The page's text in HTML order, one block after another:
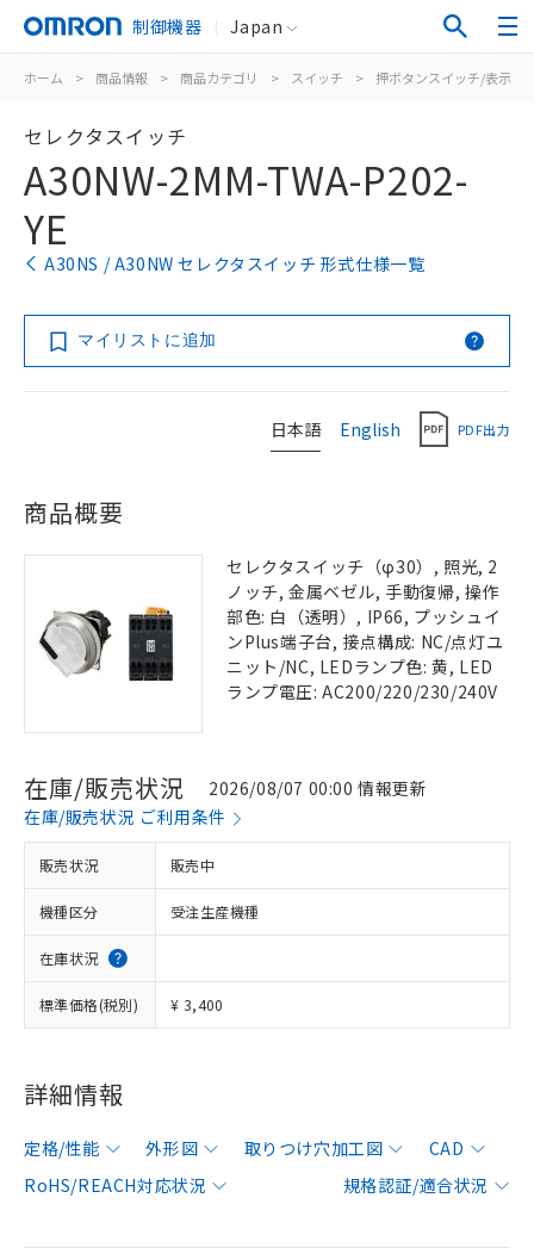
制御機器 Japan
ホーム > 商品情報 > 商品カテゴリ > スイッチ > 押ボタンスイッチ/表示灯
セレクタスイッチ
A30NW-2MM-TWA-P202-
YE
A30NS / A30NW セレクタスイッチ 形式仕様一覧
マイリストに追加
日本語 English PDF出力
商品概要
セレクタスイッチ（φ30）, 照光, 2
ノッチ, 金属ベゼル, 手動復帰, 操作
部色: 白（透明）, IP66, プッシュイ
ンPlus端子台, 接点構成: NC/点灯ユ
ニット/NC, LEDランプ色: 黄, LED
ランプ電圧: AC200/220/230/240V
在庫/販売状況
2026/08/07 00:00 情報更新
在庫/販売状況 ご利用条件
販売状況 販売中
機種区分 受注生産機種
在庫状況
標準価格(税別) ¥ 3,400
詳細情報
定格/性能 外形図 取りつけ穴加工図
CAD
RoHS/REACH対応状況
規格認証/適合状況